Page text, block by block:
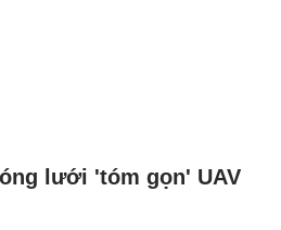
lưới 'tóm gọn' UAV